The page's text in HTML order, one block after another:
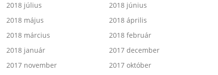
2018 július
2018 június
2018 május
2018 április
2018 március
2018 február
2018 január
2017 december
2017 november
2017 október